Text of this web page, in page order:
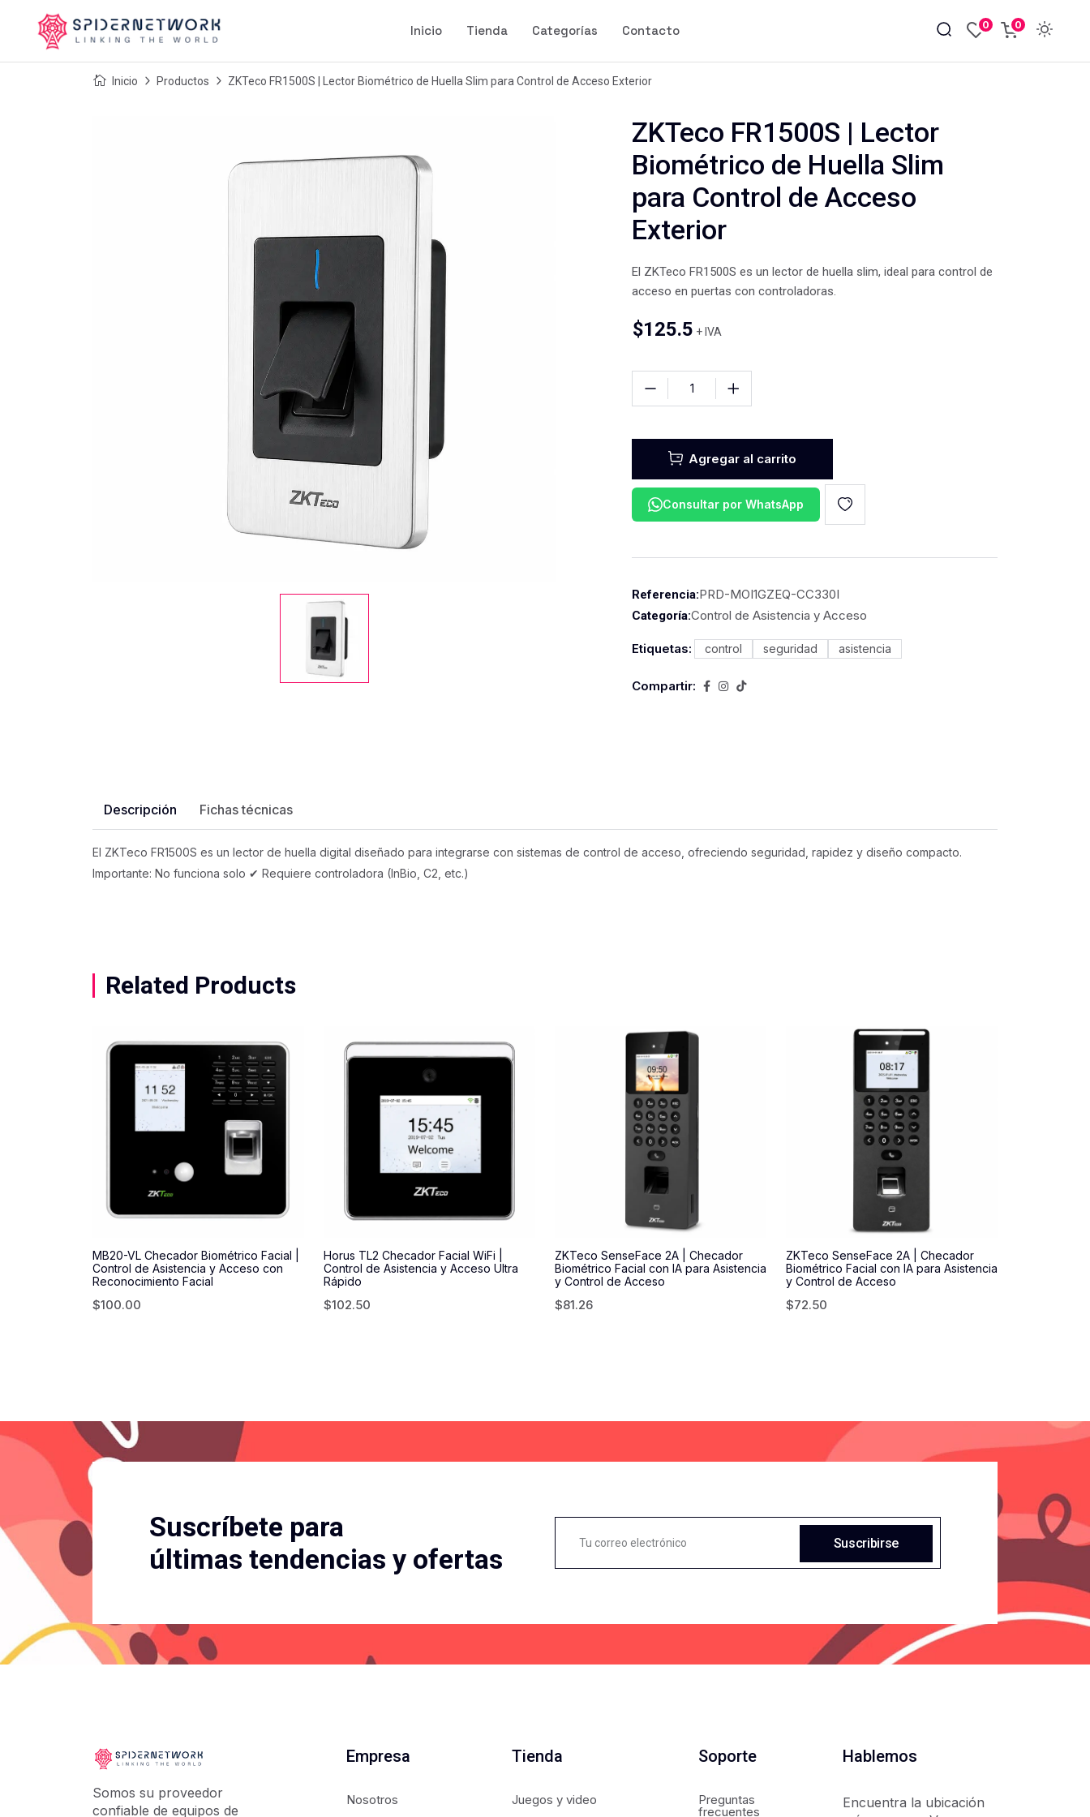
Inicio Tienda Categorías Contacto 0 0
Inicio Productos ZKTeco FR1500S | Lector Biométrico de Huella Slim para Control de Acceso Exterior
ZKTeco FR1500S | Lector
Biométrico de Huella Slim
para Control de Acceso
Exterior
El ZKTeco FR1500S es un lector de huella slim, ideal para control de
acceso en puertas con controladoras.
$125.5 + IVA
Agregar al carrito
Consultar por WhatsApp
Referencia:PRD-MOI1GZEQ-CC330I
Categoría:Control de Asistencia y Acceso
Etiquetas: control seguridad asistencia
Compartir:
Descripción Fichas técnicas
El ZKTeco FR1500S es un lector de huella digital diseñado para integrarse con sistemas de control de acceso, ofreciendo seguridad, rapidez y diseño compacto.
Importante: No funciona solo ✔ Requiere controladora (InBio, C2, etc.)
Related Products
MB20-VL Checador Biométrico Facial |
Control de Asistencia y Acceso con
Reconocimiento Facial
$100.00
Horus TL2 Checador Facial WiFi |
Control de Asistencia y Acceso Ultra
Rápido
$102.50
ZKTeco SenseFace 2A | Checador
Biométrico Facial con IA para Asistencia
y Control de Acceso
$81.26
ZKTeco SenseFace 2A | Checador
Biométrico Facial con IA para Asistencia
y Control de Acceso
$72.50
Suscríbete para
últimas tendencias y ofertas
Suscribirse
Somos su proveedor
confiable de equipos de
Empresa
Nosotros
Tienda
Juegos y video
Soporte
Preguntas
frecuentes
Hablemos
Encuentra la ubicación